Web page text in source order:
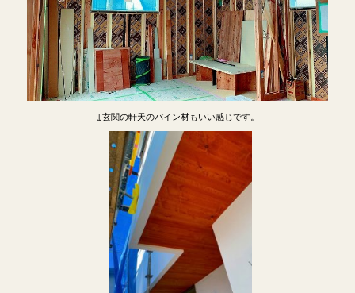
↓玄関の軒天のパイン材もいい感じです。